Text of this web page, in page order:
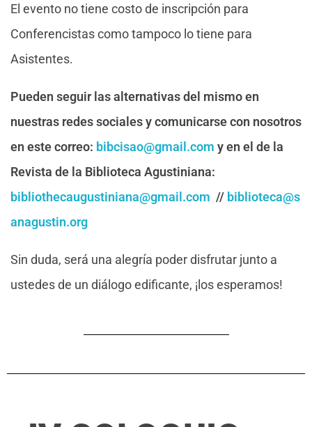
El evento no tiene costo de inscripción para
Conferencistas como tampoco lo tiene para
Asistentes.
Pueden seguir las alternativas del mismo en
nuestras redes sociales y comunicarse con nosotros
en este correo: bibcisao@gmail.com y en el de la
Revista de la Biblioteca Agustiniana:
bibliothecaugustiniana@gmail.com // biblioteca@s
anagustin.org
Sin duda, será una alegría poder disfrutar junto a
ustedes de un diálogo edificante, ¡los esperamos!